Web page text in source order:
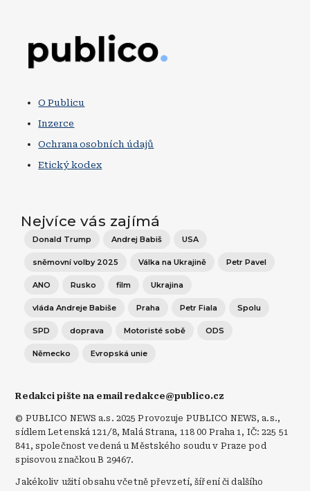
O Publicu
Inzerce
Ochrana osobních údajů
Etický kodex
Nejvíce vás zajímá
Donald Trump Andrej Babiš USA
sněmovní volby 2025 Válka na Ukrajině Petr Pavel
ANO Rusko film Ukrajina
vláda Andreje Babiše Praha Petr Fiala Spolu
SPD doprava Motoristé sobě ODS
Německo Evropská unie
Redakci pište na email redakce@publico.cz
© PUBLICO NEWS a.s. 2025 Provozuje PUBLICO NEWS, a.s.,
sídlem Letenská 121/8, Malá Strana, 118 00 Praha 1, IČ: 225 51
841, společnost vedená u Městského soudu v Praze pod
spisovou značkou B 29467.
Jakékoliv užití obsahu včetně převzetí, šíření či dalšího